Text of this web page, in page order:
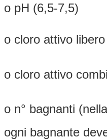
o pH (6,5-7,5)
o cloro attivo
o cloro attivo
o n° bagnanti
ogni bagnante